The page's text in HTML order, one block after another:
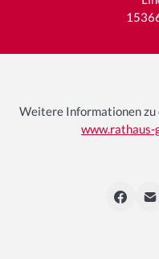
Weitere Informationen zu
www.rathaus-